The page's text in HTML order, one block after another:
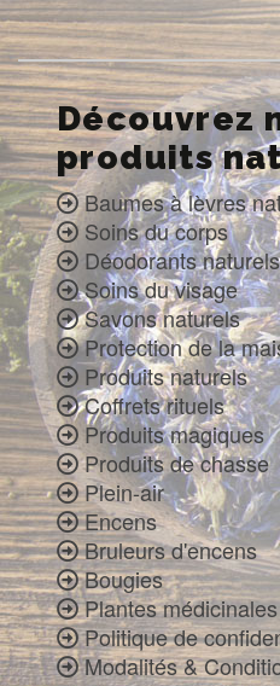
Découvrez
produits
Baumes à lèvres
Soins du corps
Déodorants naturels
Soins du visage
Savons naturels
Protection de la
Produits naturels
Coffrets rituels
Produits magiques
Produits de chasse
Plein-air
Encens
Bruleurs d'encens
Bougies
Plantes médicinales
Politique de
Modalités &